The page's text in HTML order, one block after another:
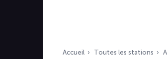
Accueil Toutes les stations